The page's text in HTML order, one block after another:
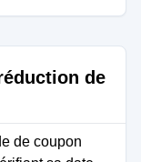
de
de coupon